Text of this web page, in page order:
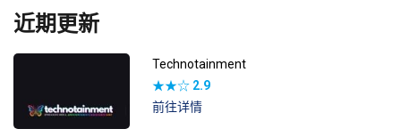
近期更新
Technotainment
★★☆ 2.9
前往详情